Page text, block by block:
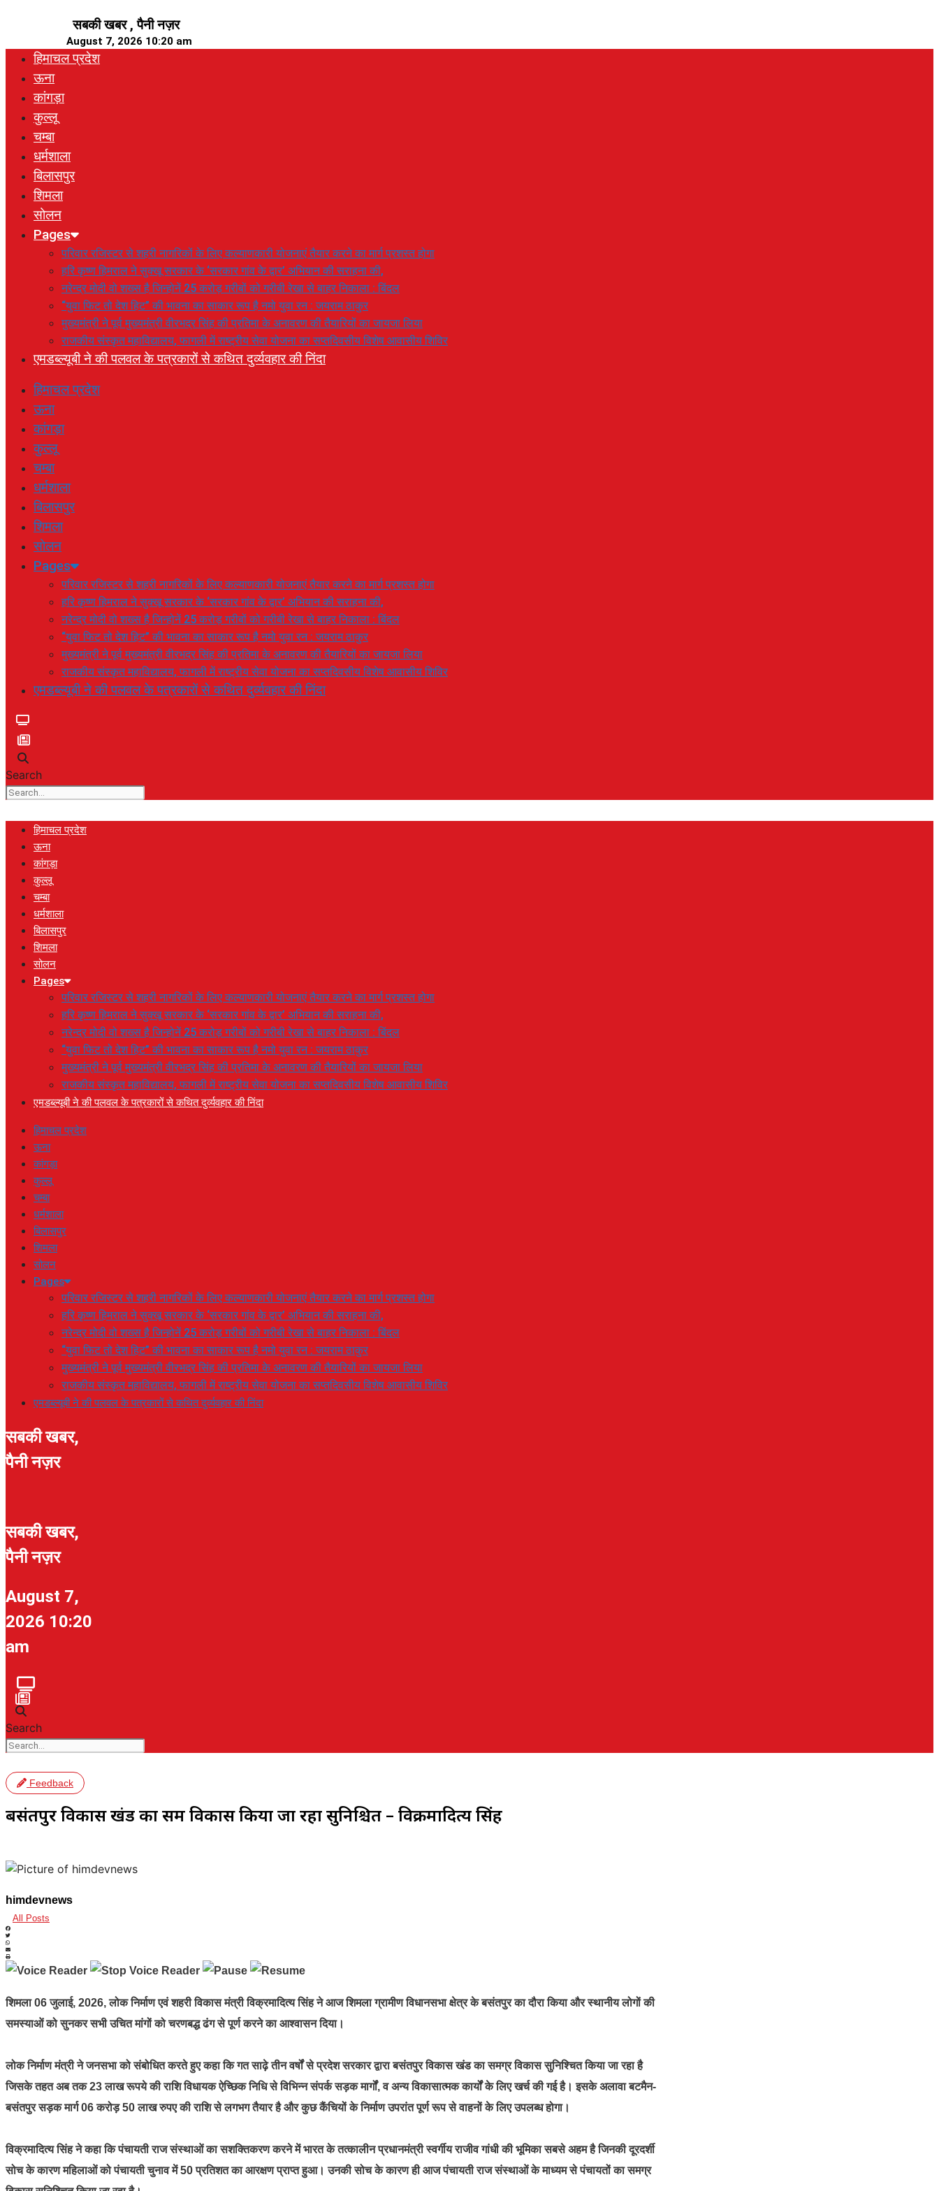
content
सबकी खबर , पैनी नज़र
August 7, 2026 10:20 am
हिमाचल प्रदेश
ऊना
कांगड़ा
कुल्लू
चम्बा
धर्मशाला
बिलासपुर
शिमला
सोलन
Pages
परिवार रजिस्टर से शहरी नागरिकों के लिए कल्याणकारी योजनाएं तैयार करने का मार्ग प्रशस्त होगा
हरि कृष्ण हिमराल ने सुक्खू सरकार के ‘सरकार गांव के द्वार’ अभियान की सराहना की,
नरेन्द्र मोदी वो शख्स है जिन्होनें 25 करोड़ गरीबों को गरीबी रेखा से बाहर निकाला : बिंदल
“युवा फिट तो देश हिट” की भावना का साकार रूप है नमो युवा रन : जयराम ठाकुर
मुख्यमंत्री ने पूर्व मुख्यमंत्री वीरभद्र सिंह की प्रतिमा के अनावरण की तैयारियों का जायजा लिया
राजकीय संस्कृत महाविद्यालय, फागली में राष्ट्रीय सेवा योजना का सप्तदिवसीय विशेष आवासीय शिविर
एमडब्ल्यूबी ने की पलवल के पत्रकारों से कथित दुर्व्यवहार की निंदा
हिमाचल प्रदेश
ऊना
कांगड़ा
कुल्लू
चम्बा
धर्मशाला
बिलासपुर
शिमला
सोलन
Pages
परिवार रजिस्टर से शहरी नागरिकों के लिए कल्याणकारी योजनाएं तैयार करने का मार्ग प्रशस्त होगा
हरि कृष्ण हिमराल ने सुक्खू सरकार के ‘सरकार गांव के द्वार’ अभियान की सराहना की,
नरेन्द्र मोदी वो शख्स है जिन्होनें 25 करोड़ गरीबों को गरीबी रेखा से बाहर निकाला : बिंदल
“युवा फिट तो देश हिट” की भावना का साकार रूप है नमो युवा रन : जयराम ठाकुर
मुख्यमंत्री ने पूर्व मुख्यमंत्री वीरभद्र सिंह की प्रतिमा के अनावरण की तैयारियों का जायजा लिया
राजकीय संस्कृत महाविद्यालय, फागली में राष्ट्रीय सेवा योजना का सप्तदिवसीय विशेष आवासीय शिविर
एमडब्ल्यूबी ने की पलवल के पत्रकारों से कथित दुर्व्यवहार की निंदा
Search
हिमाचल प्रदेश
ऊना
कांगड़ा
कुल्लू
चम्बा
धर्मशाला
बिलासपुर
शिमला
सोलन
Pages
परिवार रजिस्टर से शहरी नागरिकों के लिए कल्याणकारी योजनाएं तैयार करने का मार्ग प्रशस्त होगा
हरि कृष्ण हिमराल ने सुक्खू सरकार के ‘सरकार गांव के द्वार’ अभियान की सराहना की,
नरेन्द्र मोदी वो शख्स है जिन्होनें 25 करोड़ गरीबों को गरीबी रेखा से बाहर निकाला : बिंदल
“युवा फिट तो देश हिट” की भावना का साकार रूप है नमो युवा रन : जयराम ठाकुर
मुख्यमंत्री ने पूर्व मुख्यमंत्री वीरभद्र सिंह की प्रतिमा के अनावरण की तैयारियों का जायजा लिया
राजकीय संस्कृत महाविद्यालय, फागली में राष्ट्रीय सेवा योजना का सप्तदिवसीय विशेष आवासीय शिविर
एमडब्ल्यूबी ने की पलवल के पत्रकारों से कथित दुर्व्यवहार की निंदा
हिमाचल प्रदेश
ऊना
कांगड़ा
कुल्लू
चम्बा
धर्मशाला
बिलासपुर
शिमला
सोलन
Pages
परिवार रजिस्टर से शहरी नागरिकों के लिए कल्याणकारी योजनाएं तैयार करने का मार्ग प्रशस्त होगा
हरि कृष्ण हिमराल ने सुक्खू सरकार के ‘सरकार गांव के द्वार’ अभियान की सराहना की,
नरेन्द्र मोदी वो शख्स है जिन्होनें 25 करोड़ गरीबों को गरीबी रेखा से बाहर निकाला : बिंदल
“युवा फिट तो देश हिट” की भावना का साकार रूप है नमो युवा रन : जयराम ठाकुर
मुख्यमंत्री ने पूर्व मुख्यमंत्री वीरभद्र सिंह की प्रतिमा के अनावरण की तैयारियों का जायजा लिया
राजकीय संस्कृत महाविद्यालय, फागली में राष्ट्रीय सेवा योजना का सप्तदिवसीय विशेष आवासीय शिविर
एमडब्ल्यूबी ने की पलवल के पत्रकारों से कथित दुर्व्यवहार की निंदा
सबकी खबर,
पैनी नज़र
सबकी खबर,
पैनी नज़र
August 7,
2026 10:20
am
Search
Feedback
बसंतपुर विकास खंड का समग्र विकास किया जा रहा सुनिश्चित – विक्रमादित्य सिंह
himdevnews
All Posts
शिमला 06 जुलाई, 2026, लोक निर्माण एवं शहरी विकास मंत्री विक्रमादित्य सिंह ने आज शिमला ग्रामीण विधानसभा क्षेत्र के बसंतपुर का दौरा किया और स्थानीय लोगों की
समस्याओं को सुनकर सभी उचित मांगों को चरणबद्ध ढंग से पूर्ण करने का आश्वासन दिया।
लोक निर्माण मंत्री ने जनसभा को संबोधित करते हुए कहा कि गत साढ़े तीन वर्षों से प्रदेश सरकार द्वारा बसंतपुर विकास खंड का समग्र विकास सुनिश्चित किया जा रहा है
जिसके तहत अब तक 23 लाख रूपये की राशि विधायक ऐच्छिक निधि से विभिन्न संपर्क सड़क मार्गों, व अन्य विकासात्मक कार्यों के लिए खर्च की गई है। इसके अलावा बटमैन-
बसंतपुर सड़क मार्ग 06 करोड़ 50 लाख रुपए की राशि से लगभग तैयार है और कुछ कैंचियों के निर्माण उपरांत पूर्ण रूप से वाहनों के लिए उपलब्ध होगा।
विक्रमादित्य सिंह ने कहा कि पंचायती राज संस्थाओं का सशक्तिकरण करने में भारत के तत्कालीन प्रधानमंत्री स्वर्गीय राजीव गांधी की भूमिका सबसे अहम है जिनकी दूरदर्शी
सोच के कारण महिलाओं को पंचायती चुनाव में 50 प्रतिशत का आरक्षण प्राप्त हुआ। उनकी सोच के कारण ही आज पंचायती राज संस्थाओं के माध्यम से पंचायतों का समग्र